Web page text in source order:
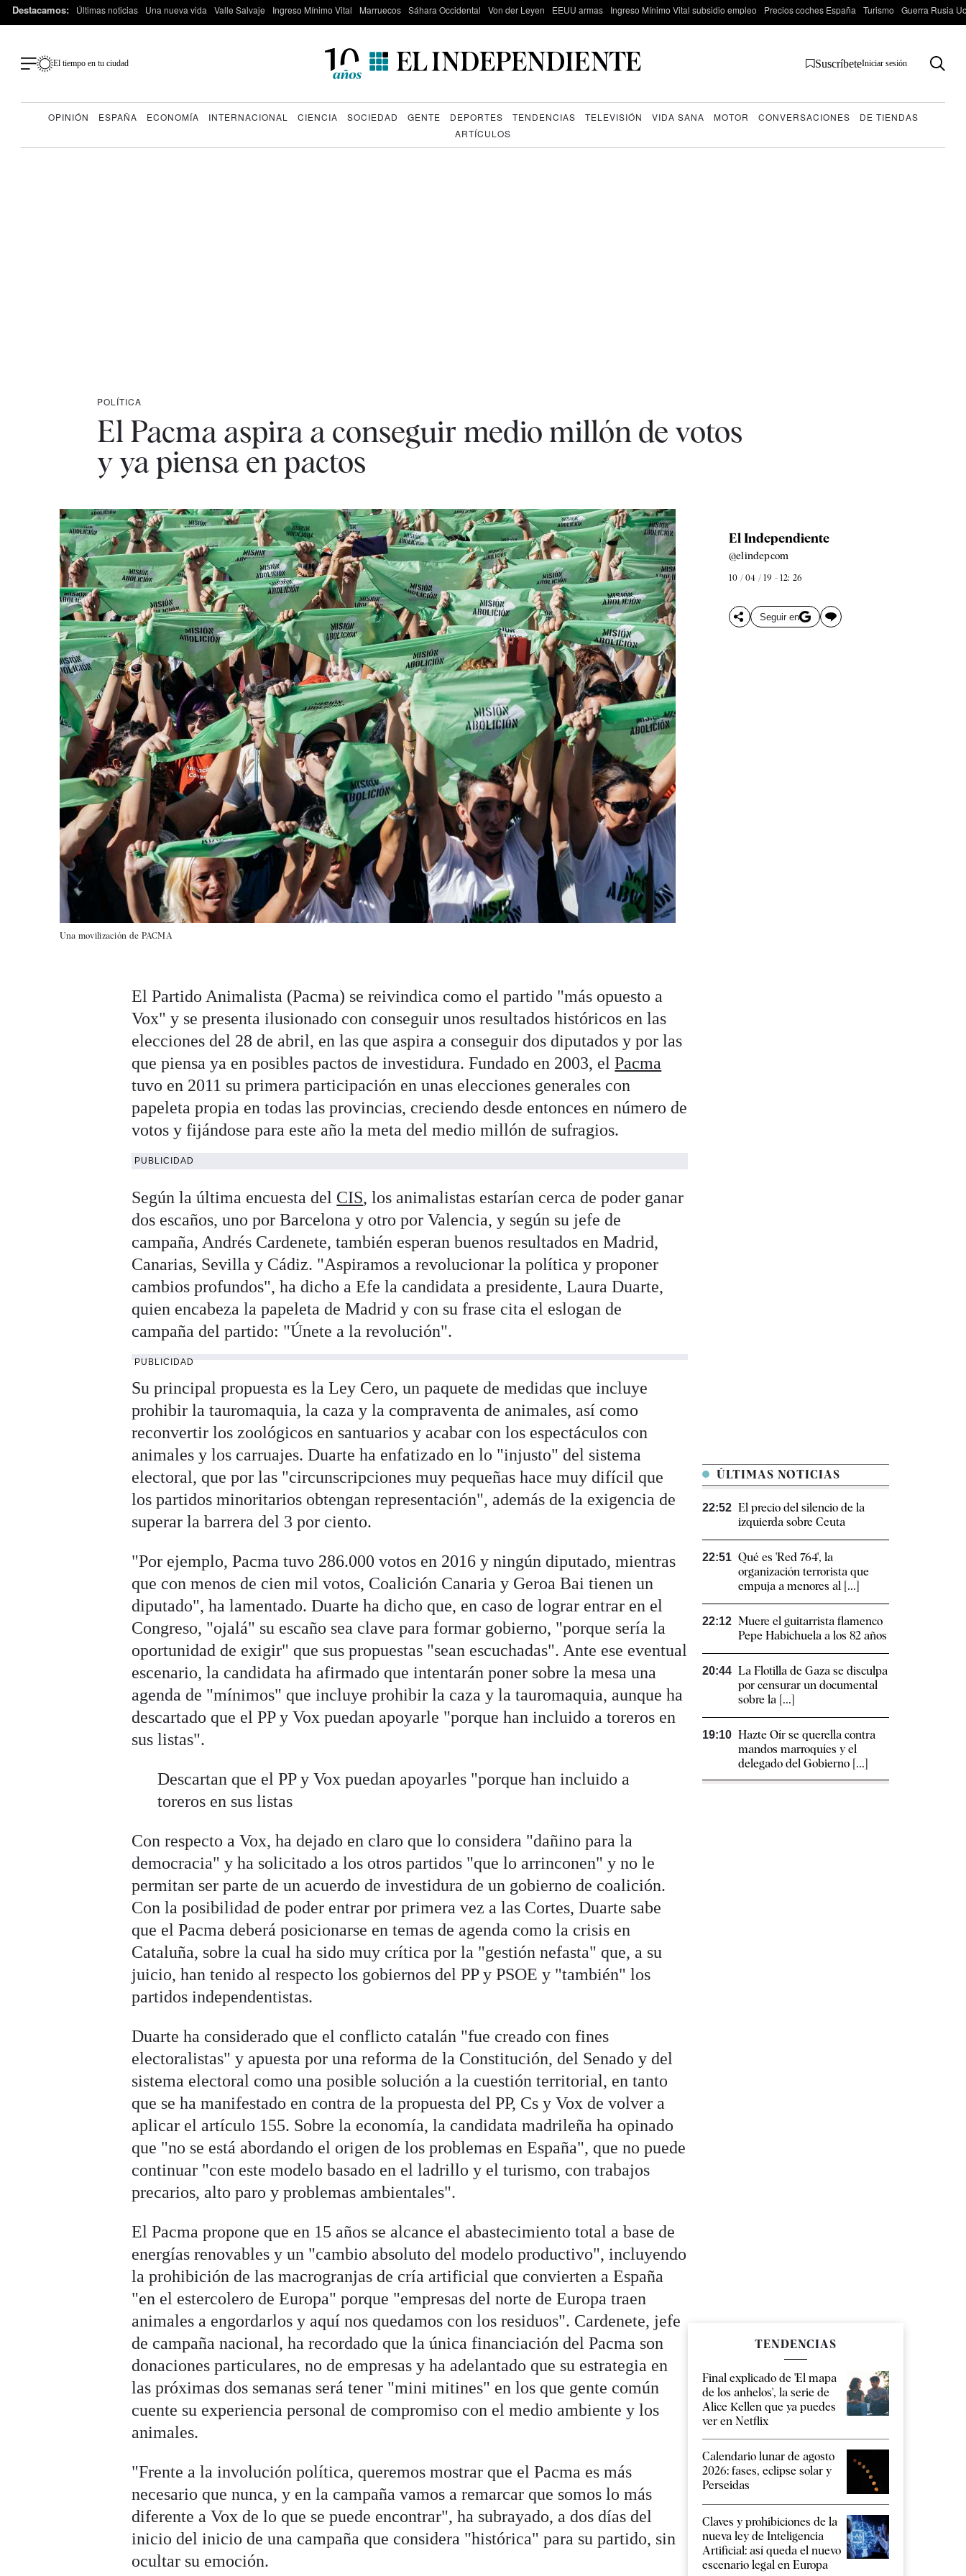
Destacamos: Últimas noticias Una nueva vida Valle Salvaje Ingreso Mínimo Vital Marruecos Sáhara Occidental Von der Leyen EEUU armas Ingreso Mínimo Vital subsidio empleo Precios coches España Turismo Guerra Rusia
El tiempo en tu ciudad SuscríbeteIniciar sesión
OPINIÓN ESPAÑA ECONOMÍA INTERNACIONAL CIENCIA SOCIEDAD GENTE DEPORTES TENDENCIAS TELEVISIÓN VIDA SANA MOTOR CONVERSACIONES
DE TIENDAS
ARTÍCULOS
POLÍTICA
El Pacma aspira a conseguir medio millón de votos
y ya piensa en pactos
Una movilización de PACMA
El Independiente
@elindepcom
10 / 04 / 19 - 12: 26
Seguir en
El Partido Animalista (Pacma) se reivindica como el partido "más opuesto a
Vox" y se presenta ilusionado con conseguir unos resultados históricos en las
elecciones del 28 de abril, en las que aspira a conseguir dos diputados y por las
que piensa ya en posibles pactos de investidura. Fundado en 2003, elPacma
tuvo en 2011 su primera participación en unas elecciones generales con
papeleta propia en todas las provincias, creciendo desde entonces en número de
votos y fijándose para este año la meta del medio millón de sufragios.
PUBLICIDAD
Según la última encuesta del CIS, los animalistas estarían cerca de poder ganar
dos escaños, uno por Barcelona y otro por Valencia, y según su jefe de
campaña, Andrés Cardenete, también esperan buenos resultados en Madrid,
Canarias, Sevilla y Cádiz. "Aspiramos a revolucionar la política y proponer
cambios profundos", ha dicho a Efe la candidata a presidente, Laura Duarte,
quien encabeza la papeleta de Madrid y con su frase cita el eslogan de
campaña del partido: "Únete a la revolución".
PUBLICIDAD
Su principal propuesta es la Ley Cero, un paquete de medidas que incluye
prohibir la tauromaquia, la caza y la compraventa de animales, así como
reconvertir los zoológicos en santuarios y acabar con los espectáculos con
animales y los carruajes. Duarte ha enfatizado en lo "injusto" del sistema
electoral, que por las "circunscripciones muy pequeñas hace muy difícil que
los partidos minoritarios obtengan representación", además de la exigencia de
superar la barrera del 3 por ciento.
"Por ejemplo, Pacma tuvo 286.000 votos en 2016 y ningún diputado, mientras
que con menos de cien mil votos, Coalición Canaria y Geroa Bai tienen un
diputado", ha lamentado. Duarte ha dicho que, en caso de lograr entrar en el
Congreso, "ojalá" su escaño sea clave para formar gobierno, "porque sería la
oportunidad de exigir" que sus propuestas "sean escuchadas". Ante ese eventual
escenario, la candidata ha afirmado que intentarán poner sobre la mesa una
agenda de "mínimos" que incluye prohibir la caza y la tauromaquia, aunque ha
descartado que el PP y Vox puedan apoyarle "porque han incluido a toreros en
sus listas".
Descartan que el PP y Vox puedan apoyarles "porque han incluido a
toreros en sus listas
Con respecto a Vox, ha dejado en claro que lo considera "dañino para la
democracia" y ha solicitado a los otros partidos "que lo arrinconen" y no le
permitan ser parte de un acuerdo de investidura de un gobierno de coalición.
Con la posibilidad de poder entrar por primera vez a las Cortes, Duarte sabe
que el Pacma deberá posicionarse en temas de agenda como la crisis en
Cataluña, sobre la cual ha sido muy crítica por la "gestión nefasta" que, a su
juicio, han tenido al respecto los gobiernos del PP y PSOE y "también" los
partidos independentistas.
Duarte ha considerado que el conflicto catalán "fue creado con fines
electoralistas" y apuesta por una reforma de la Constitución, del Senado y del
sistema electoral como una posible solución a la cuestión territorial, en tanto
que se ha manifestado en contra de la propuesta del PP, Cs y Vox de volver a
aplicar el artículo 155. Sobre la economía, la candidata madrileña ha opinado
que "no se está abordando el origen de los problemas en España", que no puede
continuar "con este modelo basado en el ladrillo y el turismo, con trabajos
precarios, alto paro y problemas ambientales".
El Pacma propone que en 15 años se alcance el abastecimiento total a base de
energías renovables y un "cambio absoluto del modelo productivo", incluyendo
la prohibición de las macrogranjas de cría artificial que convierten a España
"en el estercolero de Europa" porque "empresas del norte de Europa traen
animales a engordarlos y aquí nos quedamos con los residuos". Cardenete, jefe
de campaña nacional, ha recordado que la única financiación del Pacma son
donaciones particulares, no de empresas y ha adelantado que su estrategia en
las próximas dos semanas será tener "mini mitines" en los que gente común
cuente su experiencia personal de compromiso con el medio ambiente y los
animales.
"Frente a la involución política, queremos mostrar que el Pacma es más
necesario que nunca, y en la campaña vamos a remarcar que somos lo más
diferente a Vox de lo que se puede encontrar", ha subrayado, a dos días del
inicio del inicio de una campaña que considera "histórica" para su partido, sin
ocultar su emoción.
ÚLTIMAS NOTICIAS
22:52 El precio del silencio de la
izquierda sobre Ceuta
22:51 Qué es 'Red 764', la
organización terrorista que
empuja a menores al [...]
22:12 Muere el guitarrista flamenco
Pepe Habichuela a los 82 años
20:44 La Flotilla de Gaza se disculpa
por censurar un documental
sobre la [...]
19:10 Hazte Oír se querella contra
mandos marroquíes y el
delegado del Gobierno [...]
TENDENCIAS
Final explicado de 'El mapa
de los anhelos', la serie de
Alice Kellen que ya puedes
ver en Netflix
Calendario lunar de agosto
2026: fases, eclipse solar y
Perseidas
Claves y prohibiciones de la
nueva ley de Inteligencia
Artificial: así queda el nuevo
escenario legal en Europa